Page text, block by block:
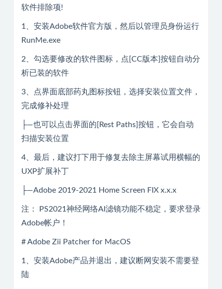
软件排除项!
1、安装Adobe软件官方版，然后以管理员身份运行
RunMe.exe
2、勾选要修改的软件图标，点[CC版本]按钮自动分
析已装的软件
3、点界面底部药丸图标按钮，选择安装位置文件，
完成修补处理
├—也可以点击界面的[Rest Paths]按钮，它会自动
扫描安装位置
4、最后，建议打下用于修复去除主屏幕试用横幅的
UXP扩展补丁
├—Adobe 2019-2021 Home Screen FIX x.x.x
注： PS2021神经网络AI滤镜功能不稳定，要求登录
Adobe帐户！
# Adobe Zii Patcher for MacOS
1、安装Adobe产品并退出，建议断网安装不需要登
陆